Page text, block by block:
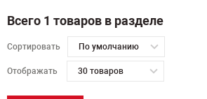
Всего 1 товаров в разделе
Сортировать По умолчанию
Отображать 30 товаров